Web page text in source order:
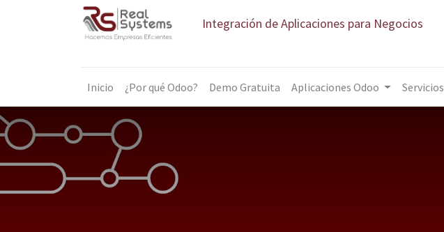
Integración de Aplicaciones para Negocios
Inicio ¿Por qué Odoo? Demo Gratuita Aplicaciones Odoo Servicios